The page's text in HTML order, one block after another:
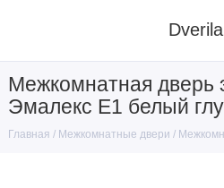
Межкомнатная дверь
Эмалекс Е1 белый
Главная Межкомнатные двери